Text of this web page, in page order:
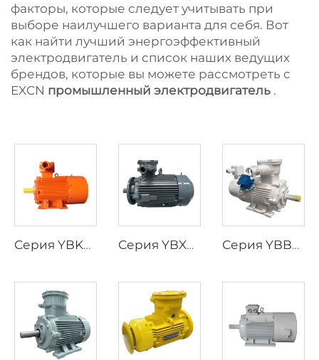
факторы, которые следует учитывать при
выборе наилучшего варианта для себя. Вот
как найти лучший энергоэффективный
электродвигатель и список наших ведущих
брендов, которые вы можете рассмотреть с
EXCN промышленный электродвигатель .
Серия YBK3, трехфазные асинхронные двигатели с взрывозащитой для подземных угольных шахт Серия YBX5, трехфазный асинхронный двигатель повышенной эффективности с взрывозащитой, низкое напряжение Серия YBBP, трехфазный асинхронный двигатель с взрывозащитой, с регулированием скорости частотного преобразователя